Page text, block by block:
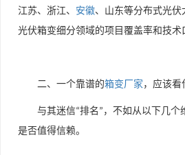
江苏、浙江、 安徽、山东等分布式光
光伏箱变细分领域的项目覆盖率和技术
二、一个靠谱的箱变厂家 ，应该看
与其迷信“排名 ” ，不如从以下几个
是否值得信赖。